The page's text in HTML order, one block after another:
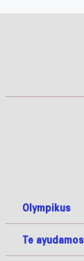
Olympikus
Te ayudamos